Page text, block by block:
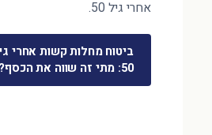
אחרי גיל 50.
ביטוח מחלות קשות אחרי
50: מתי זה שווה את הכסף?